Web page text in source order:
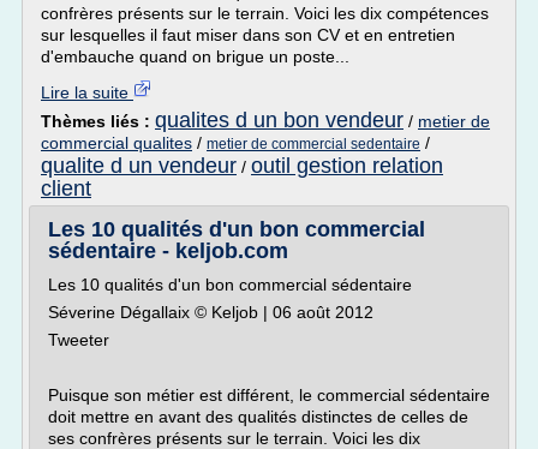
confrères présents sur le terrain. Voici les dix compétences
sur lesquelles il faut miser dans son CV et en entretien
d'embauche quand on brigue un poste...
Lire la suite
Thèmes liés : qualites d un bon vendeur / metier de
commercial qualites / metier de commercial sedentaire /
qualite d un vendeur / outil gestion relation
client
Les 10 qualités d'un bon commercial
sédentaire - keljob.com
Les 10 qualités d'un bon commercial sédentaire
Séverine Dégallaix © Keljob | 06 août 2012
Tweeter
Puisque son métier est différent, le commercial sédentaire
doit mettre en avant des qualités distinctes de celles de
ses confrères présents sur le terrain. Voici les dix